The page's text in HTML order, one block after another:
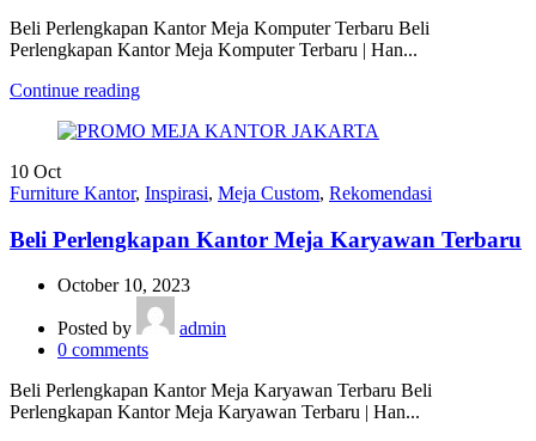
Beli Perlengkapan Kantor Meja Komputer Terbaru Beli
Perlengkapan Kantor Meja Komputer Terbaru | Han...
Continue reading
10 Oct
Furniture Kantor, Inspirasi, Meja Custom, Rekomendasi
Beli Perlengkapan Kantor Meja Karyawan Terbaru
October 10, 2023
Posted by
admin
0 comments
Beli Perlengkapan Kantor Meja Karyawan Terbaru Beli
Perlengkapan Kantor Meja Karyawan Terbaru | Han...